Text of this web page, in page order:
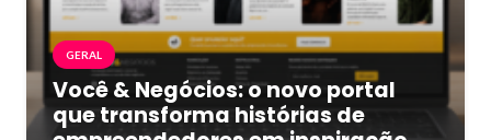
GERAL
Você & Negócios: o novo portal
que transforma histórias de